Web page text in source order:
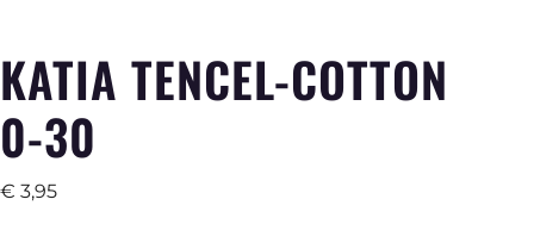
KATIA TENCEL-COTTON
0-30
€ 3,95